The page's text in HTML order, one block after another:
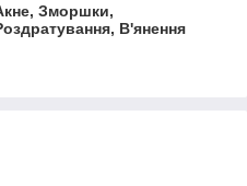
Зморшки,
В'янення